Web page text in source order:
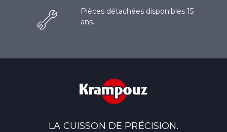
Pièces détachées disponibles 15
ans.
LA CUISSON DE PRÉCISION.